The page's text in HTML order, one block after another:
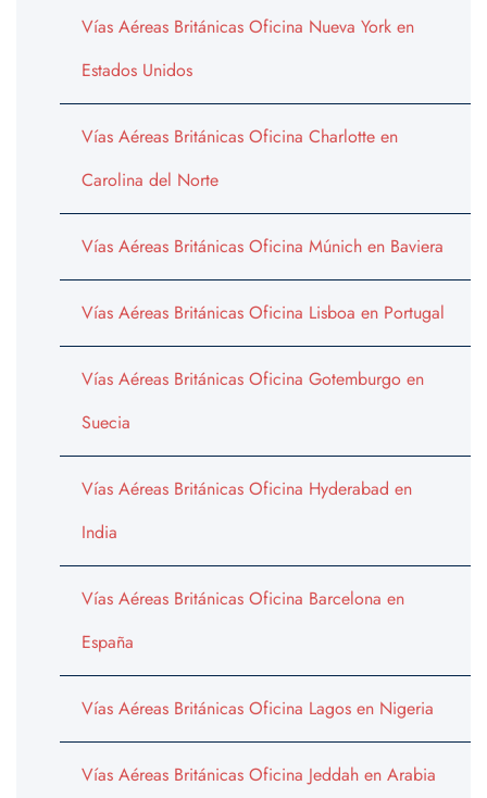
Vías Aéreas Británicas Oficina Nueva York en
Estados Unidos
Vías Aéreas Británicas Oficina Charlotte en
Carolina del Norte
Vías Aéreas Británicas Oficina Múnich en Baviera
Vías Aéreas Británicas Oficina Lisboa en Portugal
Vías Aéreas Británicas Oficina Gotemburgo en
Suecia
Vías Aéreas Británicas Oficina Hyderabad en
India
Vías Aéreas Británicas Oficina Barcelona en
España
Vías Aéreas Británicas Oficina Lagos en Nigeria
Vías Aéreas Británicas Oficina Jeddah en Arabia